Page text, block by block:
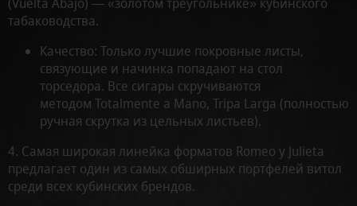
табаководства.
Качество: Только лучшие покровные листы,
связующие и начинка попадают на стол
торседора. Все сигары скручиваются
методом Totalmente a Mano, Tripa Larga (полностью
ручная скрутка из цельных листьев).
4. Самая широкая линейка форматов Romeo y Julieta
предлагает один из самых обширных портфелей витол
среди всех кубинских брендов.